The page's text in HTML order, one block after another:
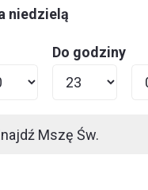
niedzielą
Do godziny
Mszę Św.